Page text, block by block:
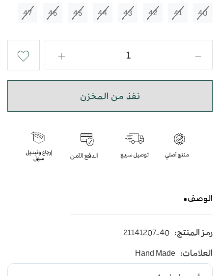
40
41
42
43
44
45
46
47
نفذ من المخزن
الوصف
متوسط الارتفاع - اللون أسود وأخضر
رمز المنتج: 21141207-40
العلامات: Hand Made